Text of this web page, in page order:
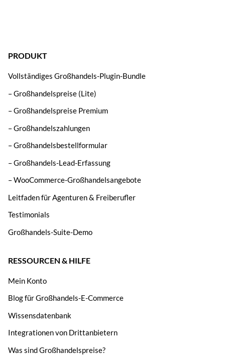
PRODUKT
Vollständiges Großhandels-Plugin-Bundle
– Großhandelspreise (Lite)
– Großhandelspreise Premium
– Großhandelszahlungen
– Großhandelsbestellformular
– Großhandels-Lead-Erfassung
– WooCommerce-Großhandelsangebote
Leitfaden für Agenturen & Freiberufler
Testimonials
Großhandels-Suite-Demo
RESSOURCEN & HILFE
Mein Konto
Blog für Großhandels-E-Commerce
Wissensdatenbank
Integrationen von Drittanbietern
Was sind Großhandelspreise?